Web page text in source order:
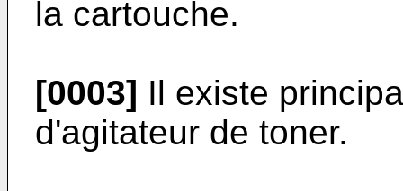
la cartouche.
[0003] Il existe
d'agitateur de toner.